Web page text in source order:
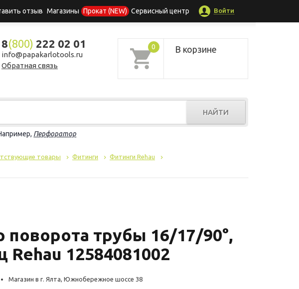
отзыв Магазины Прокат (NEW) Сервисный центр Войти
8(800) 222 02 01
info@papakarlotools.ru
Обратная связь
0 В корзине
НАЙТИ
Перфоратор
товары Фитинги
Фитинги Rehau
поворота трубы 16/17/90°,
Rehau 12584081002
Магазин в г. Ялта, Южнобережное шоссе 38